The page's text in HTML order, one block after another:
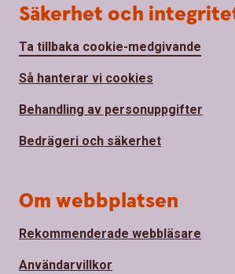
Säkerhet och
Ta tillbaka cookie-medgivande
Så hanterar vi cookies
Behandling av personuppgifter
Bedrägeri och säkerhet
Om webbplatsen
Rekommenderade webbläsare
Användarvillkor